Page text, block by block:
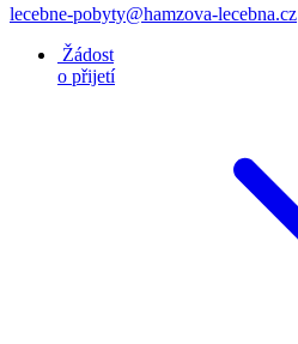
lecebne-pobyty@hamzova-lecebna.cz
Žádost
o přijetí